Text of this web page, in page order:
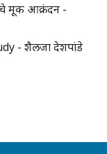
मूक आक्रंदन -
- शैलजा देशपांडे